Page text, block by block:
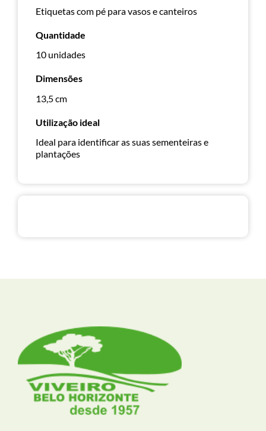
Etiquetas com pé para vasos e canteiros
Quantidade
10 unidades
Dimensões
13,5 cm
Utilização ideal
Ideal para identificar as suas sementeiras e
plantações